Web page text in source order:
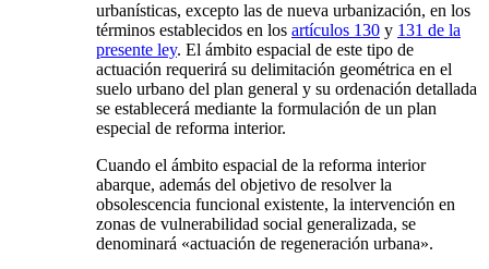
urbanísticas, excepto las de nueva urbanización, en los
términos establecidos en los artículos 130 y 131 de la
presente ley. El ámbito espacial de este tipo de
actuación requerirá su delimitación geométrica en el
suelo urbano del plan general y su ordenación detallada
se establecerá mediante la formulación de un plan
especial de reforma interior.
Cuando el ámbito espacial de la reforma interior
abarque, además del objetivo de resolver la
obsolescencia funcional existente, la intervención en
zonas de vulnerabilidad social generalizada, se
denominará «actuación de regeneración urbana».